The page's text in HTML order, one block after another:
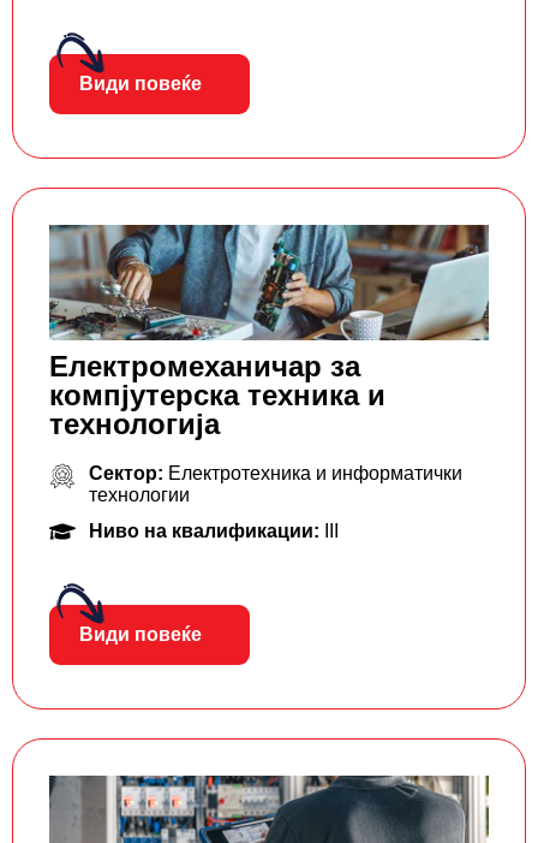
Види повеќе
Електромеханичар за
компјутерска техника и
технологија
Сектор: Електротехника и информатички
технологии
Ниво на квалификации:
Види повеќе